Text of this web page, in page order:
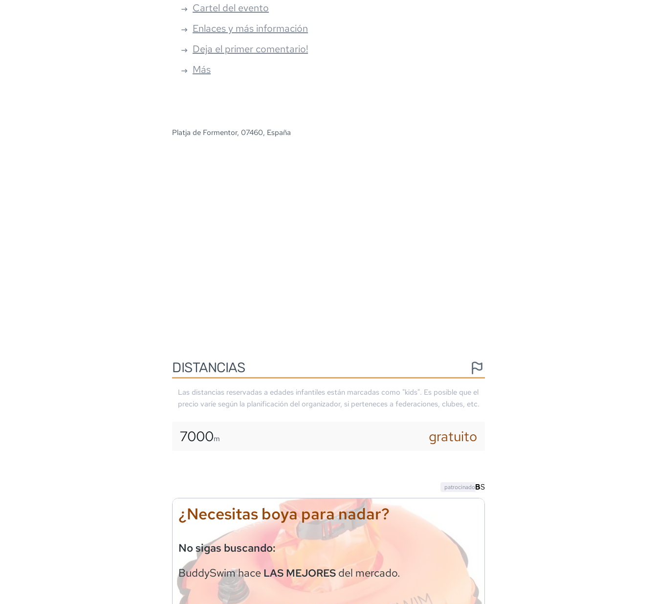
Cartel del evento
Enlaces y más información
Deja el primer comentario!
Más
Platja de Formentor, 07460, España
DISTANCIAS
Las distancias reservadas a edades infantiles están marcadas como "kids". Es posible que el
precio varíe según la planificación del organizador, si perteneces a federaciones, clubes, etc.
7000m gratuito
¿Necesitas boya para nadar?
No sigas buscando:
BuddySwimhaceLAS MEJORESdel mercado.
patrocinado